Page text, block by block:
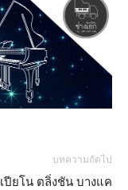
บทความถัดไป
ปียโน ตลิ่งชัน บางแค